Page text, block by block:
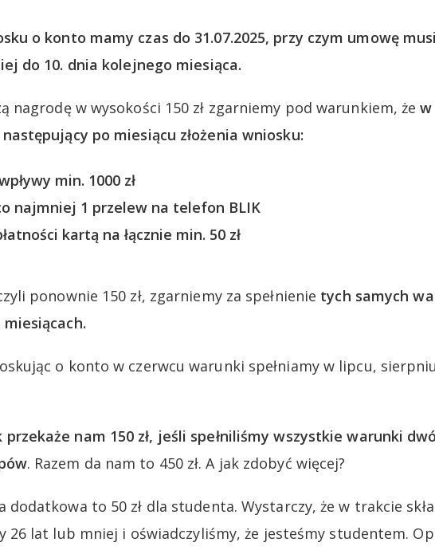
o konto mamy czas do 31.07.2025, przy czym umowę
do 10. dnia kolejnego miesiąca.
nagrodę w wysokości 150 zł zgarniemy pod warunkiem, że
po miesiącu złożenia wniosku:
min. 1000 zł
najmniej 1 przelew na telefon BLIK
kartą na łącznie min. 50 zł
ponownie 150 zł, zgarniemy za spełnienie tych samych
o konto w czerwcu warunki spełniamy w lipcu,
nam 150 zł, jeśli spełniliśmy wszystkie warunki
. Razem da nam to 450 zł. A jak zdobyć więcej?
dodatkowa to 50 zł dla studenta. Wystarczy, że w trakcie
26 lat lub mniej i oświadczyliśmy, że jesteśmy studentem.